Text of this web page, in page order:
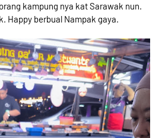
kampung nya kat Sarawak nun.
Happy berbual Nampak gaya.